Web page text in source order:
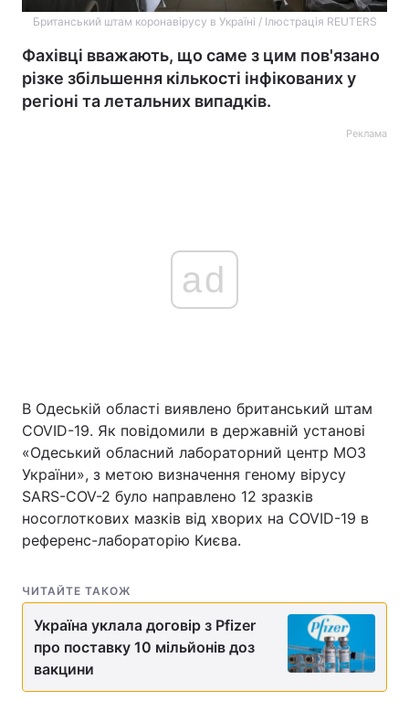
Британський штам коронавірусу в Україні / Ілюстрація REUTERS
Фахівці вважають, що саме з цим пов'язано
різке збільшення кількості інфікованих у
регіоні та летальних випадків.
Реклама
ad
В Одеській області виявлено британський штам
COVID-19. Як повідомили в державній установі
«Одеський обласний лабораторний центр МОЗ
України», з метою визначення геному вірусу
SARS-COV-2 було направлено 12 зразків
носоглоткових мазків від хворих на COVID-19 в
референс-лабораторію Києва.
ЧИТАЙТЕ ТАКОЖ
Україна уклала договір з Pfizer
про поставку 10 мільйонів доз
вакцини